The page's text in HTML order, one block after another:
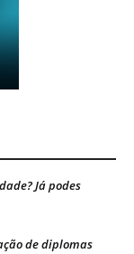
Já podes
de diplomas